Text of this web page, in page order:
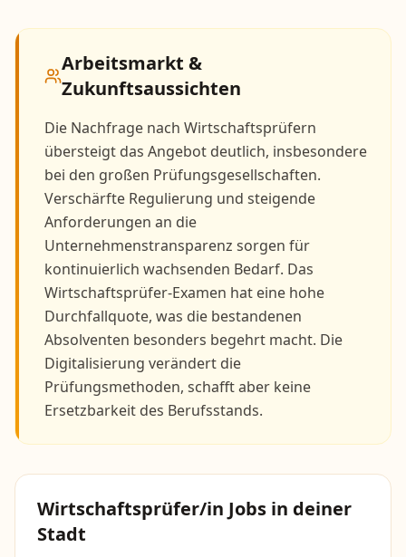
Arbeitsmarkt &
Zukunftsaussichten
Die Nachfrage nach Wirtschaftsprüfern
übersteigt das Angebot deutlich, insbesondere
bei den großen Prüfungsgesellschaften.
Verschärfte Regulierung und steigende
Anforderungen an die
Unternehmenstransparenz sorgen für
kontinuierlich wachsenden Bedarf. Das
Wirtschaftsprüfer-Examen hat eine hohe
Durchfallquote, was die bestandenen
Absolventen besonders begehrt macht. Die
Digitalisierung verändert die
Prüfungsmethoden, schafft aber keine
Ersetzbarkeit des Berufsstands.
Wirtschaftsprüfer/in Jobs in deiner
Stadt